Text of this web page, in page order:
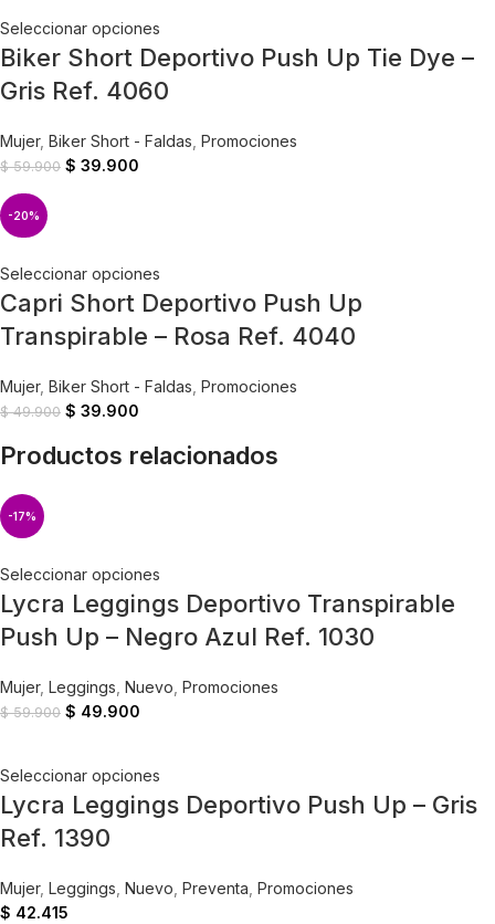
Seleccionar opciones
Biker Short Deportivo Push Up Tie Dye –
Gris Ref. 4060
Mujer, Biker Short - Faldas Promociones
$59.900 $ 39.900
-20%
Seleccionar opciones
Capri Short Deportivo Push Up
Transpirable – Rosa Ref. 4040
Mujer, Biker Short - Faldas Promociones
$49.900 $ 39.900
Productos relacionados
-17%
Seleccionar opciones
Lycra Leggings Deportivo Transpirable
Push Up – Negro Azul Ref. 1030
Mujer, Leggings Nuevo Promociones
$59.900 $ 49.900
Seleccionar opciones
Lycra Leggings Deportivo Push Up – Gris
Ref. 1390
Mujer, Leggings Nuevo Preventa Promociones
$ 42.415